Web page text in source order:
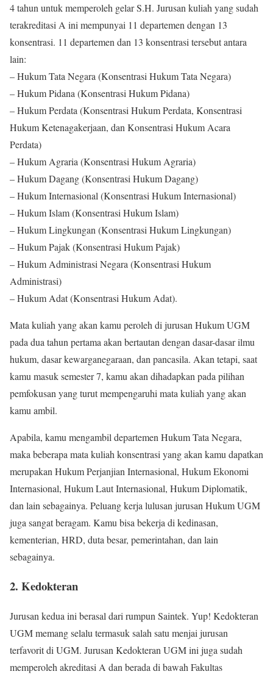
4 tahun untuk memperoleh gelar S.H. Jurusan kuliah yang sudah
terakreditasi A ini mempunyai 11 departemen dengan 13
konsentrasi. 11 departemen dan 13 konsentrasi tersebut antara
lain:
– Hukum Tata Negara (Konsentrasi Hukum Tata Negara)
– Hukum Pidana (Konsentrasi Hukum Pidana)
– Hukum Perdata (Konsentrasi Hukum Perdata, Konsentrasi
Hukum Ketenagakerjaan, dan Konsentrasi Hukum Acara
Perdata)
– Hukum Agraria (Konsentrasi Hukum Agraria)
– Hukum Dagang (Konsentrasi Hukum Dagang)
– Hukum Internasional (Konsentrasi Hukum Internasional)
– Hukum Islam (Konsentrasi Hukum Islam)
– Hukum Lingkungan (Konsentrasi Hukum Lingkungan)
– Hukum Pajak (Konsentrasi Hukum Pajak)
– Hukum Administrasi Negara (Konsentrasi Hukum
Administrasi)
– Hukum Adat (Konsentrasi Hukum Adat).
Mata kuliah yang akan kamu peroleh di jurusan Hukum UGM
pada dua tahun pertama akan bertautan dengan dasar-dasar ilmu
hukum, dasar kewarganegaraan, dan pancasila. Akan tetapi, saat
kamu masuk semester 7, kamu akan dihadapkan pada pilihan
pemfokusan yang turut mempengaruhi mata kuliah yang akan
kamu ambil.
Apabila, kamu mengambil departemen Hukum Tata Negara,
maka beberapa mata kuliah konsentrasi yang akan kamu dapatkan
merupakan Hukum Perjanjian Internasional, Hukum Ekonomi
Internasional, Hukum Laut Internasional, Hukum Diplomatik,
dan lain sebagainya. Peluang kerja lulusan jurusan Hukum UGM
juga sangat beragam. Kamu bisa bekerja di kedinasan,
kementerian, HRD, duta besar, pemerintahan, dan lain
sebagainya.
2. Kedokteran
Jurusan kedua ini berasal dari rumpun Saintek. Yup! Kedokteran
UGM memang selalu termasuk salah satu menjai jurusan
terfavorit di UGM. Jurusan Kedokteran UGM ini juga sudah
memperoleh akreditasi A dan berada di bawah Fakultas